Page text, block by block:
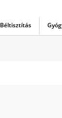
Béltisztítás